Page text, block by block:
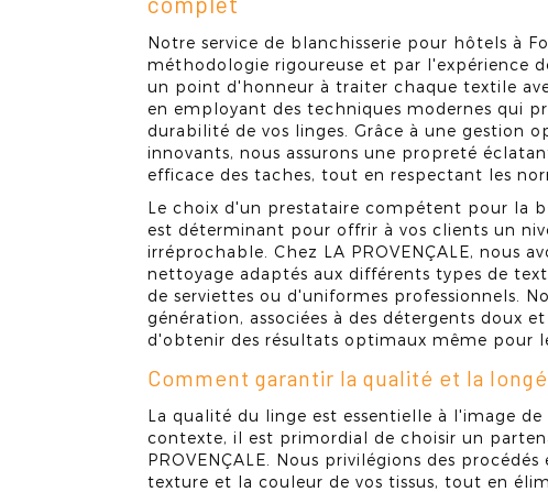
Notre service de blanchisserie pour hôtels à
méthodologie rigoureuse et par l'expérience
un point d'honneur à traiter chaque textile
en employant des techniques modernes qui
durabilité de vos linges. Grâce à une gestion
innovants, nous assurons une propreté
efficace des taches, tout en respectant les
Le choix d'un prestataire compétent pour la
est déterminant pour offrir à vos clients un
irréprochable. Chez LA PROVENÇALE, nous
nettoyage adaptés aux différents types de
de serviettes ou d'uniformes professionnels.
génération, associées à des détergents doux
d'obtenir des résultats optimaux même pour
Comment garantir la qualité et la
La qualité du linge est essentielle à l'image
contexte, il est primordial de choisir un
PROVENÇALE. Nous privilégions des
texture et la couleur de vos tissus, tout en